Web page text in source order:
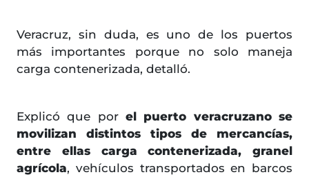
Veracruz, sin duda, es uno de los puertos
más importantes porque no solo maneja
carga contenerizada, detalló.
Explicó que por el puerto veracruzano se
movilizan distintos tipos de mercancías,
entre ellas carga contenerizada, granel
agrícola, vehículos transportados en barcos